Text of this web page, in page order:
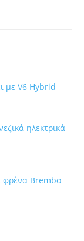
με V6 Hybrid
ηλεκτρικά
φρένα Brembo